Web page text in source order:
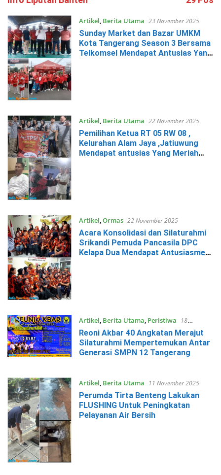
Artikel, Berita Utama 23 November 2025
Sunday Market dan Bazar UMKM
Kota Tangerang Season 3 Bersama
Telkomsel Mendapat Antusias Yang
Artikel, Berita Utama 22 November 2025
Pemilihan Ketua RT 05 RW 08 ,
Kelurahan Alam Jaya ,Jatiuwung
Mendapat antusias Yang Meriah
Artikel,Ormas 22 November 2025
Acara Konsolidasi dan Silaturahmi
Srikandi Pemuda Pancasila DPC
Kelapa Dua Mendapat Antusiasme
Artikel, Berita Utama, Peristiwa
18
November 2025
Reoni Akbar 40 Angkatan Merajut
Silaturahmi Mempertemukan Antar
Generasi SMPN 12 Tangerang
Artikel, Berita Utama 11 November 2025
Perumda Tirta Benteng Lakukan
FLUSHING Untuk Peningkatan
Pelayanan Air Bersih